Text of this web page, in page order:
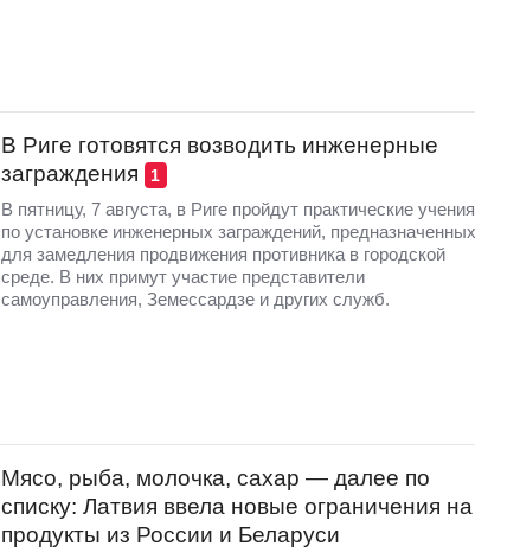
В Риге готовятся возводить инженерные
заграждения
1
В пятницу, 7 августа, в Риге пройдут практические учения
по установке инженерных заграждений, предназначенных
для замедления продвижения противника в городской
среде. В них примут участие представители
самоуправления, Земессардзе и других служб.
Мясо, рыба, молочка, сахар — далее по
списку: Латвия ввела новые ограничения на
продукты из России и Беларуси